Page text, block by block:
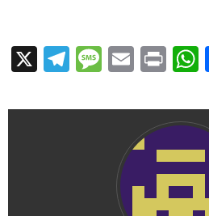
X Telegram
Message
Email